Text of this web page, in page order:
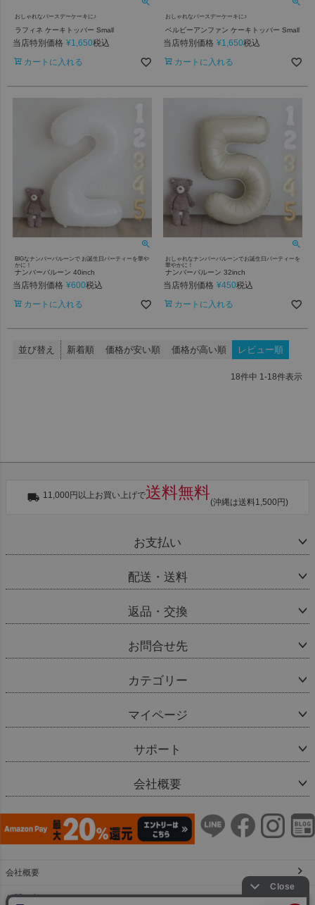
おしゃれなバースデーケーキに♪
ラフィネ ケーキトッパー Small
当店特別価格 ¥1,650税込
カートに入れる
おしゃれなバースデーケーキに♪
ベルビーアンファン ケーキトッパー Small
当店特別価格 ¥1,650税込
カートに入れる
BIGなナンバーバルーンで お誕生日パーティーを華や
かに！
ナンバーバルーン 40inch
当店特別価格 ¥600税込
カートに入れる
おしゃれなナンバーバルーンでお誕生日パーティーを
華やかに！
ナンバーバルーン 32inch
当店特別価格 ¥450税込
カートに入れる
並び替え 新着順 価格が安い順 価格が高い順 レビュー順
18件中 1-18件表示
11,000円以上お買い上げで送料無料
(沖縄は送料1,500円)
お支払い
配送・送料
返品・交換
お問合せ先
カテゴリー
マイページ
サポート
会社概要
会社概要
お問い合わせ